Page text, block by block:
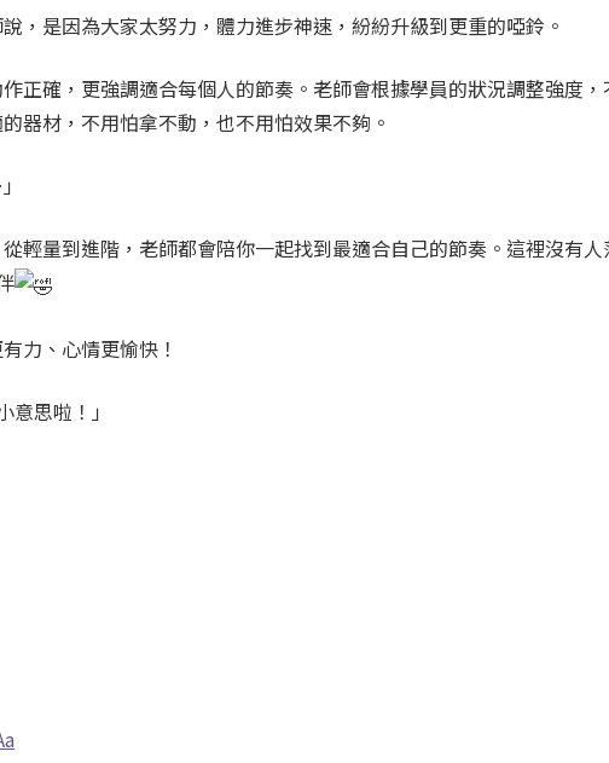
，是因為大家太努力，體力進步神速，紛紛升級到更重的啞鈴。
正確，更強調適合每個人的節奏。老師會根據學員的狀況調整強度，
器材，不用怕拿不動，也不用怕效果不夠。
輕量到進階，老師都會陪你一起找到最適合自己的節奏。這裡沒有人
力、心情更愉快！
思啦！」